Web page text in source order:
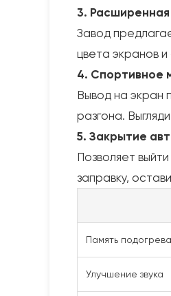
3.
Завод
цвета экранов
4. Спортивное
Вывод на экран
разгона.
5. Закрытие
Позволяет
заправку,
Память
Улучшение звука